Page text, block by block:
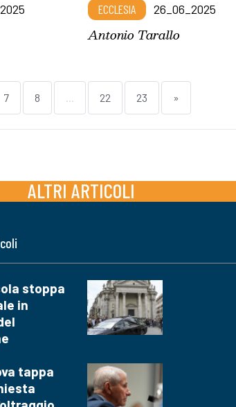
ECCLESIA 26_06_2025
Antonio Tarallo
7 8 ... 22 23 »
ALTRI ARTICOLI
stoppa
in
tappa